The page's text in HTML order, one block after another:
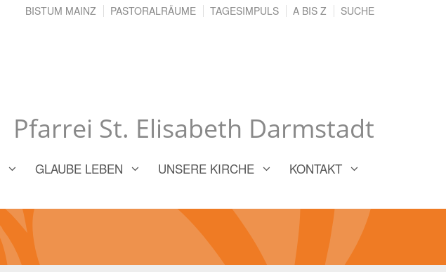
Pfarrei St. Elisabeth Darmstadt
BISTUM MAINZ PASTORALRÄUME TAGESIMPULS A BIS Z SUCHE
GLAUBE LEBEN UNSERE KIRCHE KONTAKT